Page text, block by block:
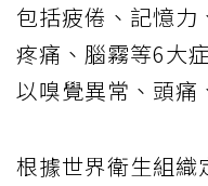
包括疲倦、記憶
疼痛、腦霧等6大
以嗅覺異常、頭痛
根據世界衛生組織